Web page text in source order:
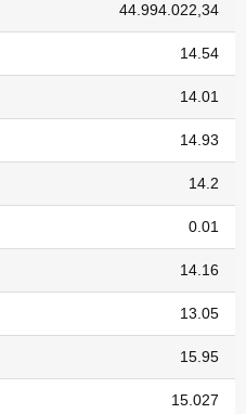
44.994.022,34
14.54
14.01
14.93
14.2
0.01
14.16
13.05
15.95
15.027